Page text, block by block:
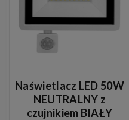
Naświetlacz LED 50W
NEUTRALNY z
czujnikiem BIAŁY